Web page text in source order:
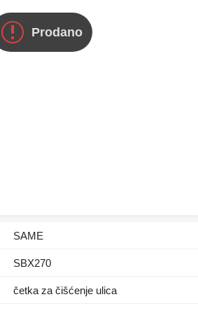
Prodano
SAME
SBX270
četka za čišćenje ulica